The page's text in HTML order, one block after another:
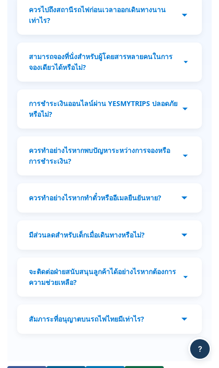
?
เฉพาะเส้นทางยอดนิยมและบริการรถไฟนอน
เพื่อให้มั่นใจว่าจะได้เวลาการเดินทางและที่นั่งที่
ควรไปถึงสถานีรถไฟก่อนเวลาออกเดินทางนาน
เท่าไร?
เดินทาง เตรียมตั๋วทั้งแบบพิมพ์หรือดิจิทัลให้
พร้อม เพื่อให้การขึ้นรถไฟเป็นไปอย่างราบรื่น
สามารถจองที่นั่งสำหรับผู้โดยสารหลายคนในการ
จองเดียวได้หรือไม่?
เดียว ตรวจสอบให้แน่ใจว่ากรอกรายละเอียดผู้
โดยสารทั้งหมดอย่างถูกต้องในขั้นตอนการจอง.
การชำระเงินออนไลน์ผ่าน YESMYTRIPS ปลอดภัย
หรือไม่?
ที่ปลอดภัย เพื่อปกป้องข้อมูลส่วนตัวและข้อมูล
การชำระเงินของคุณระหว่างการทำธุรกรรม
รหัสธุรกรรม และจำนวนเงิน.
ควรทำอย่างไรหากพบปัญหาระหว่างการจองหรือ
การชำระเงิน?
ลูกค้า YesMyTrips ผ่านอีเมล:
ควรทำอย่างไรหากทำตั๋วหรืออีเมลยืนยันหาย?
ฝ่ายสนับสนุนลูกค้าของเราเพื่อขอความช่วย
มีส่วนลดสำหรับเด็กเมื่อเดินทางหรือไม่?
(39.37 นิ้ว) เดินทางฟรี เด็กอายุระหว่าง 3 ถึง 11
ปีและสูงไม่เกิน 150 ซม. (59 นิ้ว) จะได้รับราคา
จะติดต่อฝ่ายสนับสนุนลูกค้าได้อย่างไรหากต้องการ
ความช่วยเหลือ?
YesMyTrips ผ่านอีเมล หรือทาง
WhatsApp/Line: cs@yesmytrips.com/+84
สัมภาระที่อนุญาตบนรถไฟไทยมีเท่าไร?
สาม 30 กก.